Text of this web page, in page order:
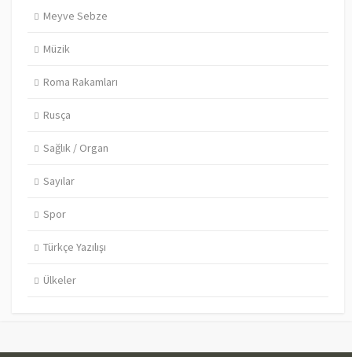
Meyve Sebze
Müzik
Roma Rakamları
Rusça
Sağlık / Organ
Sayılar
Spor
Türkçe Yazılışı
Ülkeler